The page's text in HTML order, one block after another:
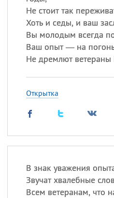
Не стоит так
Хоть и седы, и ваш
Вы молодым всегда
Ваш опыт — на
Не дремлют
Открытка
В знак уважения
Звучат хвалебные
Всем ветеранам, что